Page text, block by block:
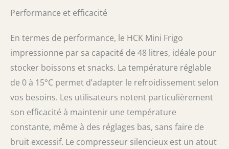
logistique et du transport. Après avoir reçu le
heures avant utilisation. Malheureusement,
en raison de l'éclairage LED dans la porte du
réfrigérateur à boissons, le sens d'ouverture
de la porte ne peut pas être modifié. Si vous
avez des questions sur le produit, nous
serons toujours heureux de vous aider.
Performance et efficacité
En termes de performance, le HCK Mini Frigo
impressionne par sa capacité de 48 litres, idéale pour
stocker boissons et snacks. La température réglable
de 0 à 15°C permet d’adapter le refroidissement selon
vos besoins. Les utilisateurs notent particulièrement
son efficacité à maintenir une température
constante, même à des réglages bas, sans faire de
bruit excessif. Le compresseur silencieux est un atout